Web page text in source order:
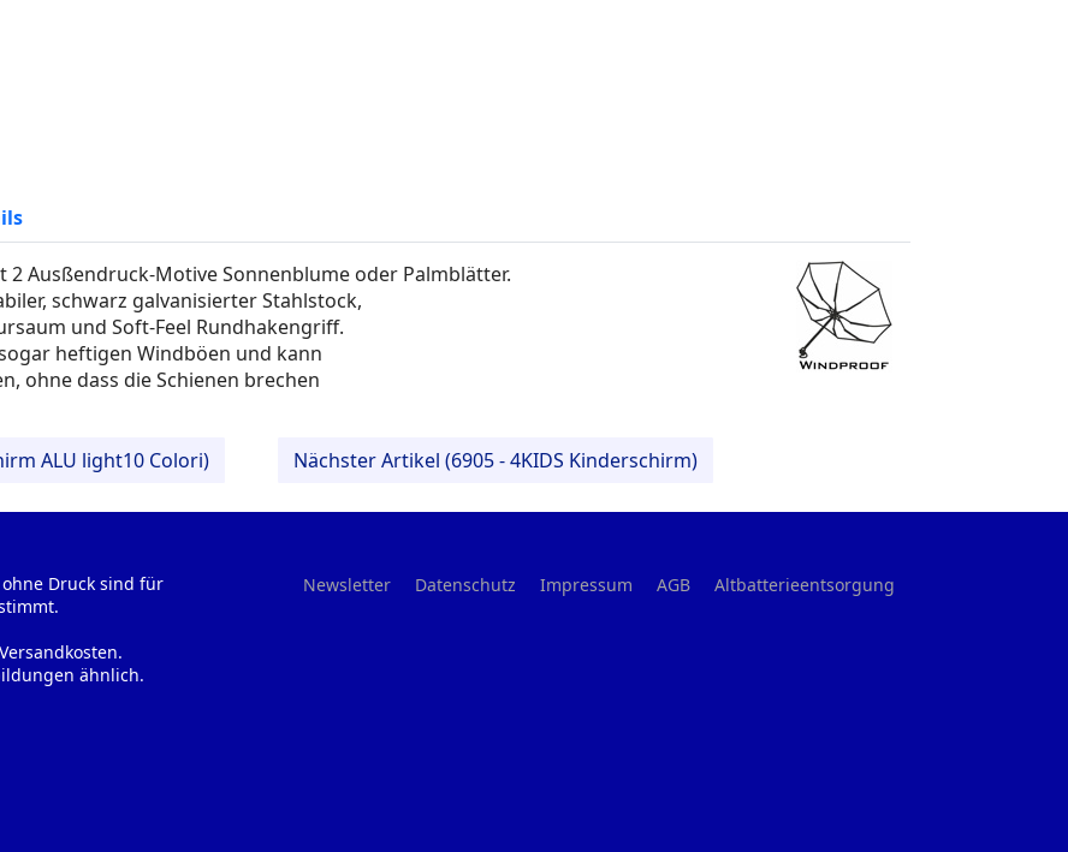
Ausßendruck-Motive Sonnenblume oder Palmblätter.
schwarz galvanisierter Stahlstock,
und Soft-Feel Rundhakengriff.
heftigen Windböen und kann
ohne dass die Schienen brechen
ALU light10 Colori) Nächster Artikel (6905 - 4KIDS Kinderschirm)
Druck sind für
ähnlich.
Newsletter Datenschutz Impressum AGB Altbatterieentsorgung